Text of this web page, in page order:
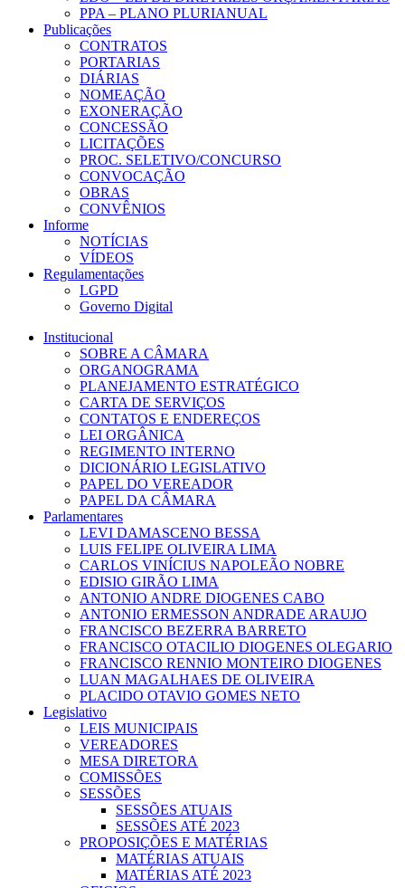
PPA – PLANO PLURIANUAL
Publicações
CONTRATOS
PORTARIAS
DIÁRIAS
NOMEAÇÃO
EXONERAÇÃO
CONCESSÃO
LICITAÇÕES
PROC. SELETIVO/CONCURSO
CONVOCAÇÃO
OBRAS
CONVÊNIOS
Informe
NOTÍCIAS
VÍDEOS
Regulamentações
LGPD
Governo Digital
Institucional
SOBRE A CÂMARA
ORGANOGRAMA
PLANEJAMENTO ESTRATÉGICO
CARTA DE SERVIÇOS
CONTATOS E ENDEREÇOS
LEI ORGÂNICA
REGIMENTO INTERNO
DICIONÁRIO LEGISLATIVO
PAPEL DO VEREADOR
PAPEL DA CÂMARA
Parlamentares
LEVI DAMASCENO BESSA
LUIS FELIPE OLIVEIRA LIMA
CARLOS VINÍCIUS NAPOLEÃO NOBRE
EDISIO GIRÃO LIMA
ANTONIO ANDRE DIOGENES CABO
ANTONIO ERMESSON ANDRADE ARAUJO
FRANCISCO BEZERRA BARRETO
FRANCISCO OTACILIO DIOGENES OLEGARIO
FRANCISCO RENNIO MONTEIRO DIOGENES
LUAN MAGALHAES DE OLIVEIRA
PLACIDO OTAVIO GOMES NETO
Legislativo
LEIS MUNICIPAIS
VEREADORES
MESA DIRETORA
COMISSÕES
SESSÕES
SESSÕES ATUAIS
SESSÕES ATÉ 2023
PROPOSIÇÕES E MATÉRIAS
MATÉRIAS ATUAIS
MATÉRIAS ATÉ 2023